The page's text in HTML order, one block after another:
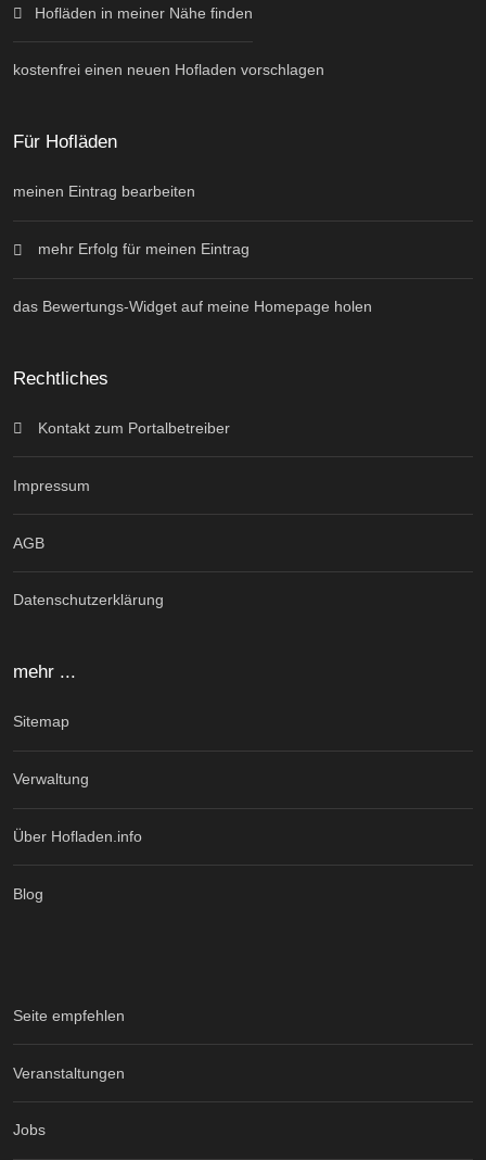
Hofläden in meiner Nähe finden
kostenfrei einen neuen Hofladen vorschlagen
Für Hofläden
meinen Eintrag bearbeiten
mehr Erfolg für meinen Eintrag
das Bewertungs-Widget auf meine Homepage holen
Rechtliches
Kontakt zum Portalbetreiber
Impressum
AGB
Datenschutzerklärung
mehr ...
Sitemap
Verwaltung
Über Hofladen.info
Blog
Seite empfehlen
Veranstaltungen
Jobs